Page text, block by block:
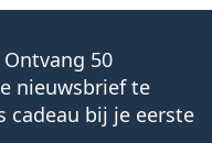
50
nieuwsbrief te
cadeau bij je eerste